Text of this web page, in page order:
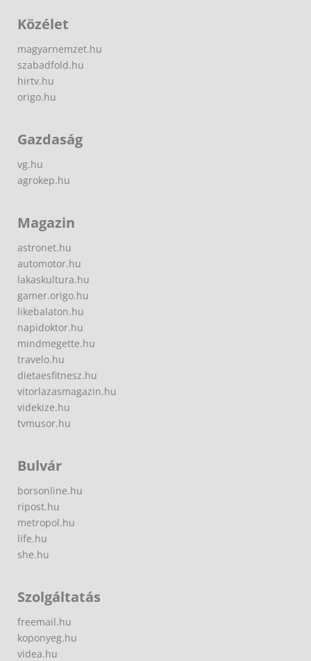
Közélet
magyarnemzet.hu
szabadfold.hu
hirtv.hu
origo.hu
Gazdaság
vg.hu
agrokep.hu
Magazin
astronet.hu
automotor.hu
lakaskultura.hu
gamer.origo.hu
likebalaton.hu
napidoktor.hu
mindmegette.hu
travelo.hu
dietaesfitnesz.hu
vitorlazasmagazin.hu
videkize.hu
tvmusor.hu
Bulvár
borsonline.hu
ripost.hu
metropol.hu
life.hu
she.hu
Szolgáltatás
freemail.hu
koponyeg.hu
videa.hu